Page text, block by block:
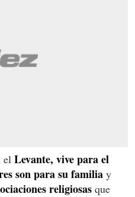
el Levante, vive para el
son para su familia y
religiosas que